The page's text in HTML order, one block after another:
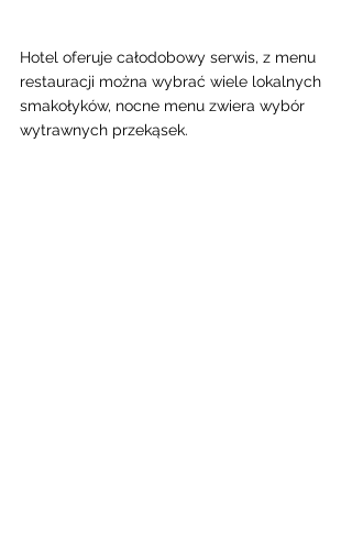
Hotel oferuje całodobowy serwis, z menu
restauracji można wybrać wiele lokalnych
smakołyków, nocne menu zwiera wybór
wytrawnych przekąsek.